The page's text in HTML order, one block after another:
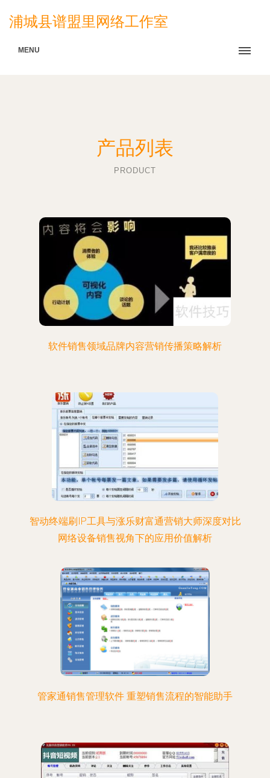
浦城县谱盟里网络工作室
MENU
产品列表
PRODUCT
软件销售领域品牌内容营销传播策略解析
智动终端刷IP工具与涨乐财富通营销大师深度对比
网络设备销售视角下的应用价值解析
管家通销售管理软件 重塑销售流程的智能助手